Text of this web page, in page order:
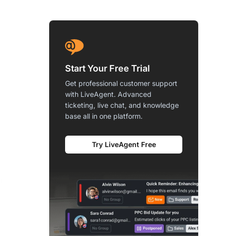
Start Your Free Trial
Get professional customer support
with LiveAgent. Advanced
ticketing, live chat, and knowledge
base all in one platform.
Try LiveAgent Free